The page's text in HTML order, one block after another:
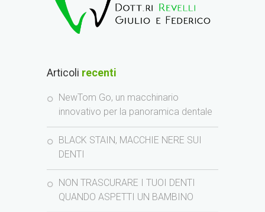
Articoli recenti
NewTom Go, un macchinario
innovativo per la panoramica dentale
BLACK STAIN, MACCHIE NERE SUI
DENTI
NON TRASCURARE I TUOI DENTI
QUANDO ASPETTI UN BAMBINO